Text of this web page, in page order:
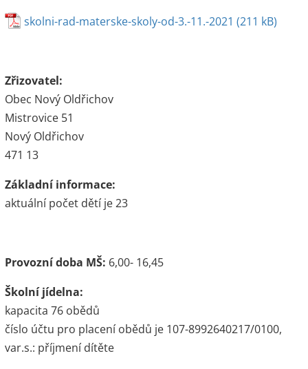
skolni-rad-materske-skoly-od-3.-11.-2021
Zřizovatel:
Obec Nový Oldřichov
Mistrovice 51
Nový Oldřichov
471 13
Základní informace:
aktuální počet dětí je 23
Provozní doba MŠ: 6,00- 16,45
Školní jídelna:
kapacita 76 obědů
číslo účtu pro placení obědů je 107-8992640217/0100,
var.s.: příjmení dítěte